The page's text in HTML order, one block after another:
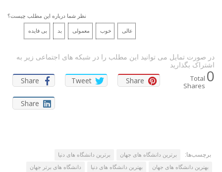
نظر شما درباره این مطلب چیست؟
عالی خوب معمولی بد بی فایده
در صورت تمایل می توانید این مطلب را در شبکه های اجتماعی زیر به
اشتراک بگذارید
Share
Tweet Share
Share
0
Total
Shares
برچسب‌ها: برترین دانشگاه های جهان برترین دانشگاه های دنیا
بهترین دانشگاه های جهان بهترین دانشگاه های دنیا دانشگاه های برتر جهان